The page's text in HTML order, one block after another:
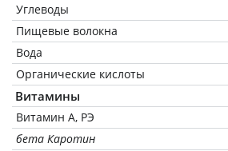
Углеводы
Пищевые волокна
Вода
Органические кислоты
Витамины
Витамин А, РЭ
бета Каротин